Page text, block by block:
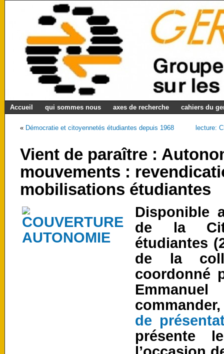
Accueil qui sommes nous axes de recherche cahiers du
« Démocratie et citoyennetés étudiantes depuis 1968 lecture:
Vient de paraître :
mouvements :
mobilisations étudiantes
Disponible
de la
étudiantes
de la
coordonné
de
présente